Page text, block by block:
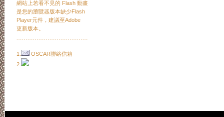
網站上若看不見的 Flash 動畫
是您的瀏覽器版本缺少Flash
Player元件，建議至Adobe
更新版本。
1.
OSCAR聯絡信箱
2.